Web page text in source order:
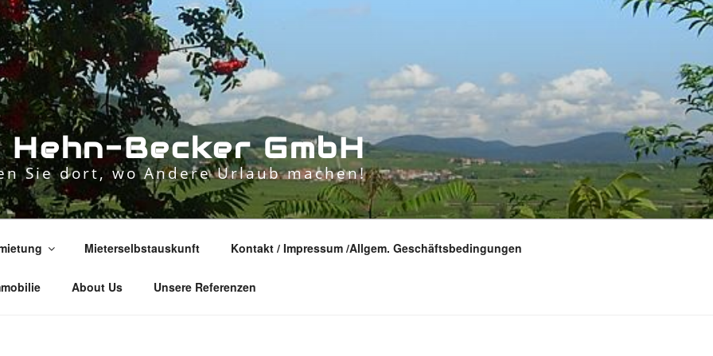
Hehn-Becker GmbH
Sie dort, wo Andere Urlaub machen!
Mieterselbstauskunft Kontakt / Impressum /Allgem. Geschäftsbedingungen
About Us Unsere Referenzen